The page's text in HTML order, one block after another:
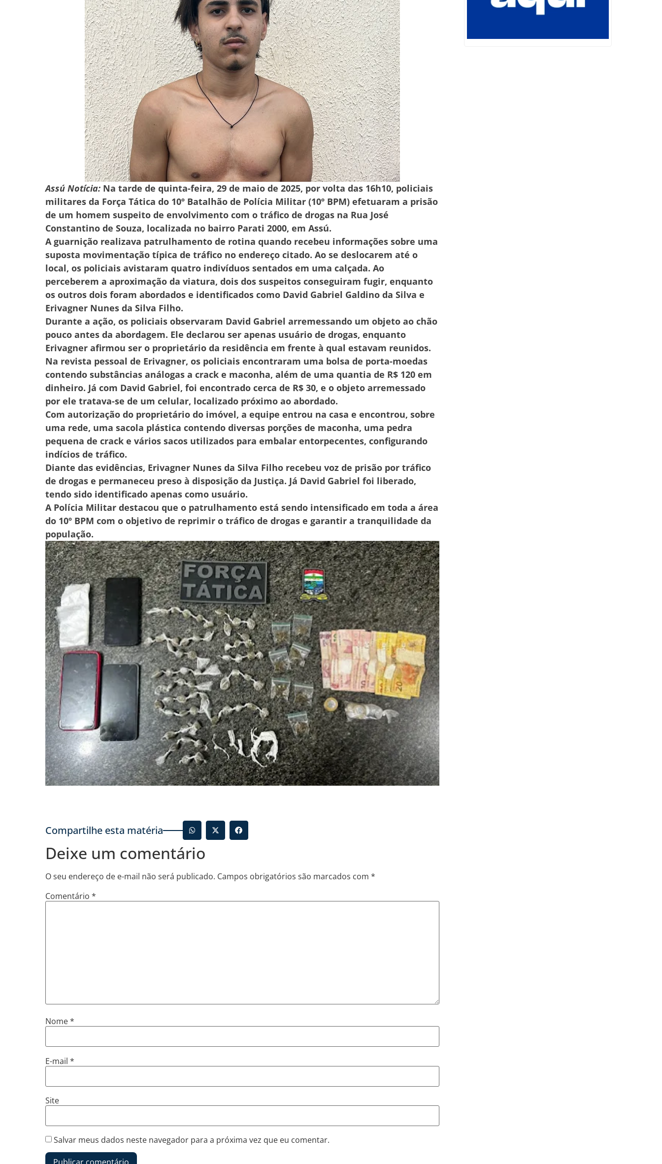
Assú Notícia: Na tarde de quinta-feira, 29 de maio de 2025, por volta das 16h10, policiais
militares da Força Tática do 10º Batalhão de Polícia Militar (10º BPM) efetuaram a prisão
de um homem suspeito de envolvimento com o tráfico de drogas na Rua José
Constantino de Souza, localizada no bairro Parati 2000, em Assú.
A guarnição realizava patrulhamento de rotina quando recebeu informações sobre uma
suposta movimentação típica de tráfico no endereço citado. Ao se deslocarem até o
local, os policiais avistaram quatro indivíduos sentados em uma calçada. Ao
perceberem a aproximação da viatura, dois dos suspeitos conseguiram fugir, enquanto
os outros dois foram abordados e identificados como David Gabriel Galdino da Silva e
Erivagner Nunes da Silva Filho.
Durante a ação, os policiais observaram David Gabriel arremessando um objeto ao chão
pouco antes da abordagem. Ele declarou ser apenas usuário de drogas, enquanto
Erivagner afirmou ser o proprietário da residência em frente à qual estavam reunidos.
Na revista pessoal de Erivagner, os policiais encontraram uma bolsa de porta-moedas
contendo substâncias análogas a crack e maconha, além de uma quantia de R$ 120 em
dinheiro. Já com David Gabriel, foi encontrado cerca de R$ 30, e o objeto arremessado
por ele tratava-se de um celular, localizado próximo ao abordado.
Com autorização do proprietário do imóvel, a equipe entrou na casa e encontrou, sobre
uma rede, uma sacola plástica contendo diversas porções de maconha, uma pedra
pequena de crack e vários sacos utilizados para embalar entorpecentes, configurando
indícios de tráfico.
Diante das evidências, Erivagner Nunes da Silva Filho recebeu voz de prisão por tráfico
de drogas e permaneceu preso à disposição da Justiça. Já David Gabriel foi liberado,
tendo sido identificado apenas como usuário.
A Polícia Militar destacou que o patrulhamento está sendo intensificado em toda a área
do 10º BPM com o objetivo de reprimir o tráfico de drogas e garantir a tranquilidade da
população.
Compartilhe esta matéria
Deixe um comentário
O seu endereço de e-mail não será publicado. Campos obrigatórios são marcados com *
Comentário *
Nome*
E-mail *
Site
Salvar meus dados neste navegador para a próxima vez que eu comentar.